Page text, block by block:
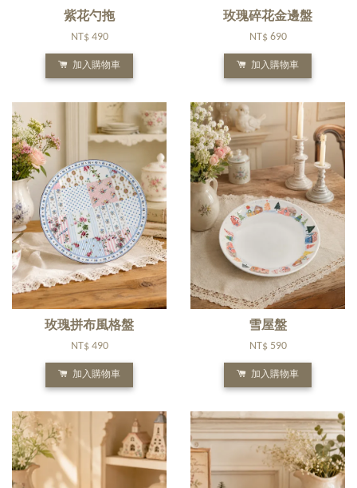
紫花勺拖
NT$ 490
加入購物車
玫瑰碎花金邊盤
NT$ 690
加入購物車
玫瑰拼布風格盤
NT$ 490
加入購物車
雪屋盤
NT$ 590
加入購物車